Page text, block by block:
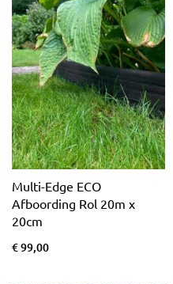
Multi-Edge ECO
Afboording Rol 20m x
20cm
€ 99,00